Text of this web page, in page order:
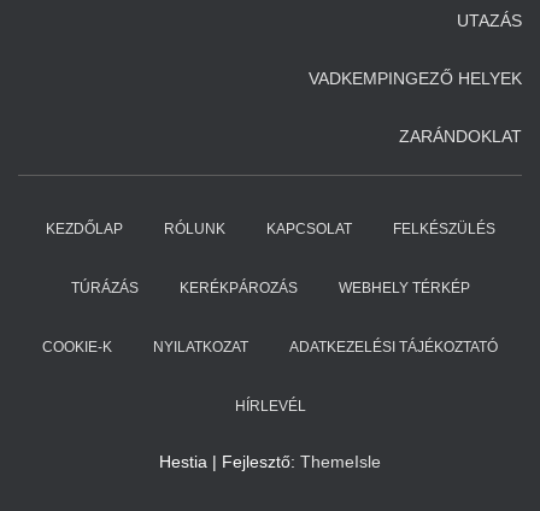
UTAZÁS
VADKEMPINGEZŐ HELYEK
ZARÁNDOKLAT
KEZDŐLAP RÓLUNK KAPCSOLAT FELKÉSZÜLÉS
TÚRÁZÁS KERÉKPÁROZÁS WEBHELY TÉRKÉP
COOKIE-K NYILATKOZAT ADATKEZELÉSI TÁJÉKOZTATÓ
HÍRLEVÉL
Hestia | Fejlesztő: ThemeIsle